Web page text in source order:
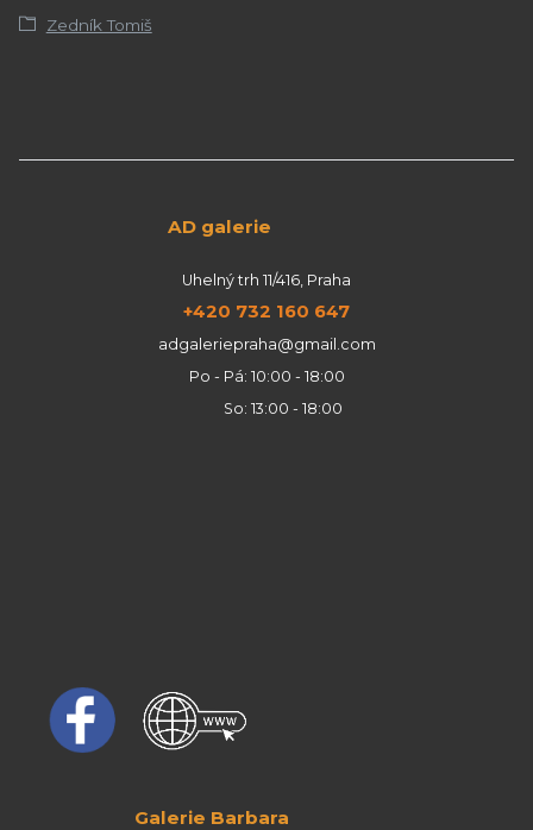
Zedník Tomiš
AD galerie
Uhelný trh 11/416, Praha
+420 732 160 647
adgaleriepraha@gmail.com
Po - Pá: 10:00 - 18:00
So: 13:00 - 18:00
Galerie Barbara